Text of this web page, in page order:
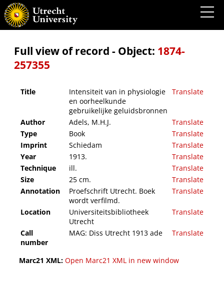
Intensiteit van in physiologie en oorheelkunde gebruikelijke geluidsbronnen
Full view of record - Object: 1874-
257355
Title
Intensiteit van in physiologie
en oorheelkunde
gebruikelijke geluidsbronnen
Translate
Author Adels, M.H.J.
Translate
Type
Book
Translate
Imprint
Schiedam
Translate
Year
1913.
Translate
Technique
ill.
Translate
Size
25 cm.
Translate
Annotation
Proefschrift Utrecht. Boek
wordt verfilmd.
Translate
Location
Universiteitsbibliotheek
Utrecht
Translate
Call
number
MAG: Diss Utrecht 1913 ade Translate
Marc21 XML: Open Marc21 XML in new window